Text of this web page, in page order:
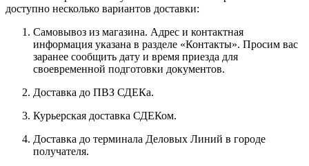
доступно несколько вариантов доставки:
Самовывоз из магазина. Адрес и контактная
информация указана в разделе «Контакты». Просим вас
заранее сообщить дату и время приезда для
своевременной подготовки документов.
Доставка до ПВЗ СДЕКа.
Курьерская доставка СДЕКом.
Доставка до терминала Деловых Линий в городе
получателя.